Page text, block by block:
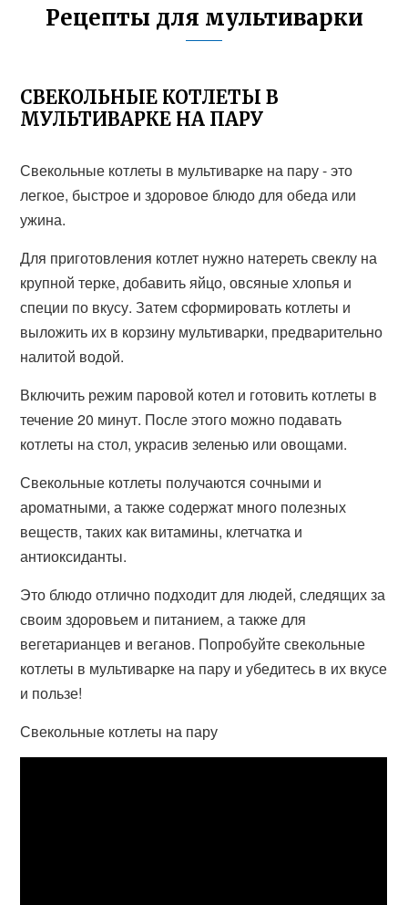
Рецепты для мультиварки
СВЕКОЛЬНЫЕ КОТЛЕТЫ В
МУЛЬТИВАРКЕ НА ПАРУ
Свекольные котлеты в мультиварке на пару - это
легкое, быстрое и здоровое блюдо для обеда или
ужина.
Для приготовления котлет нужно натереть свеклу на
крупной терке, добавить яйцо, овсяные хлопья и
специи по вкусу. Затем сформировать котлеты и
выложить их в корзину мультиварки, предварительно
налитой водой.
Включить режим паровой котел и готовить котлеты в
течение 20 минут. После этого можно подавать
котлеты на стол, украсив зеленью или овощами.
Свекольные котлеты получаются сочными и
ароматными, а также содержат много полезных
веществ, таких как витамины, клетчатка и
антиоксиданты.
Это блюдо отлично подходит для людей, следящих за
своим здоровьем и питанием, а также для
вегетарианцев и веганов. Попробуйте свекольные
котлеты в мультиварке на пару и убедитесь в их вкусе
и пользе!
Свекольные котлеты на пару